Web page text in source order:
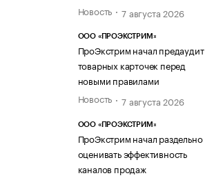
Новость
7 августа 2026
ООО «ПРОЭКСТРИМ»
ПроЭкстрим начал предаудит
товарных карточек перед
новыми правилами
Новость
7 августа 2026
ООО «ПРОЭКСТРИМ»
ПроЭкстрим начал раздельно
оценивать эффективность
каналов продаж